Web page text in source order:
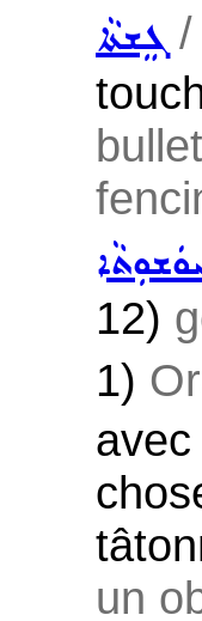
ܓܸܫܬܵܐ /
12)
1)
un